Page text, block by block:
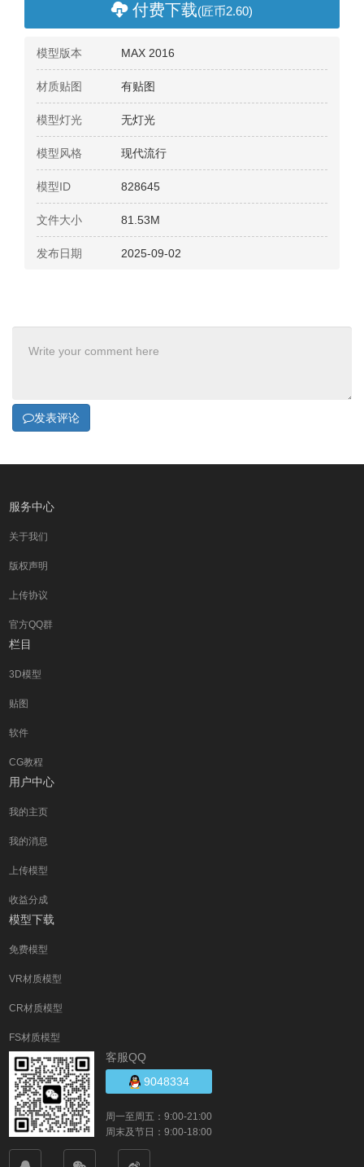
付费下载(匠币2.60)
模型版本 MAX 2016
材质贴图 有贴图
模型灯光 无灯光
模型风格 现代流行
模型ID 828645
文件大小 81.53M
发布日期 2025-09-02
发表评论
服务中心
关于我们
版权声明
上传协议
官方QQ群
栏目
3D模型
贴图
软件
CG教程
用户中心
我的主页
我的消息
上传模型
收益分成
模型下载
免费模型
VR材质模型
CR材质模型
FS材质模型
客服QQ
9048334
周一至周五：9:00-21:00
周末及节日：9:00-18:00